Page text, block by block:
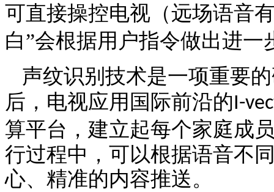
可直接操控电视（远场语音
白”会根据用户指令做出进一
声纹识别技术是一项重要
后 ，电视应用国际前沿的I-
算平台，建立起每个家庭成
行过程中，可以根据语音不
心、精准的内容推送。